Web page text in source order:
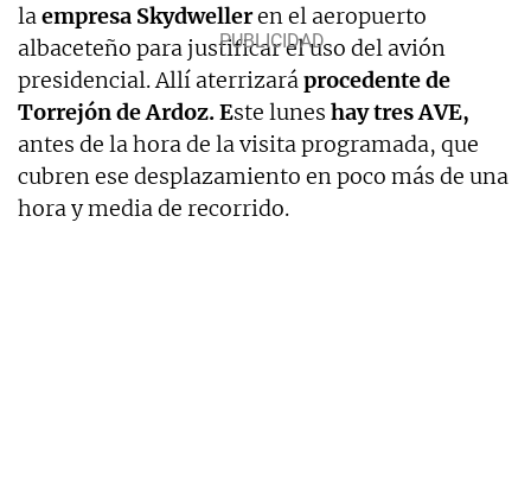
laempresa Skydwelleren el aeropuerto
albaceteño para justificar el uso del avión
presidencial. Allí aterrizaráprocedente de
Torrejón de Ardoz. Este lunes hay tres AVE,
antes de la hora de la visita programada, que
cubren ese desplazamiento en poco más de una
hora y media de recorrido.